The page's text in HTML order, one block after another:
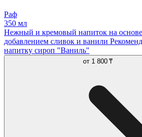
Раф
350 мл
Нежный и кремовый напиток на основе
добавлением сливок и ванили
напитку сироп "Ваниль"
от 1 800 ₸